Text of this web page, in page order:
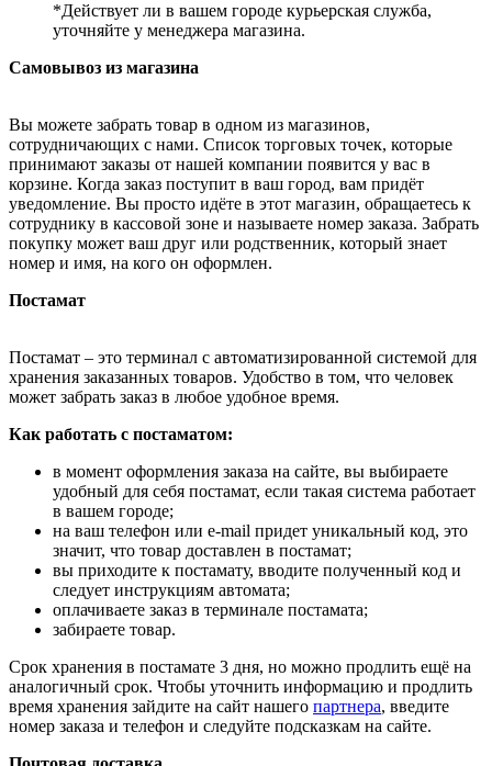
*Действует ли в вашем городе курьерская служба,
уточняйте у менеджера магазина.
Самовывоз из магазина
Вы можете забрать товар в одном из магазинов,
сотрудничающих с нами. Список торговых точек, которые
принимают заказы от нашей компании появится у вас в
корзине. Когда заказ поступит в ваш город, вам придёт
уведомление. Вы просто идёте в этот магазин, обращаетесь к
сотруднику в кассовой зоне и называете номер заказа. Забрать
покупку может ваш друг или родственник, который знает
номер и имя, на кого он оформлен.
Постамат
Постамат – это терминал с автоматизированной системой для
хранения заказанных товаров. Удобство в том, что человек
может забрать заказ в любое удобное время.
Как работать с постаматом:
в момент оформления заказа на сайте, вы выбираете
удобный для себя постамат, если такая система работает
в вашем городе;
на ваш телефон или e-mail придет уникальный код, это
значит, что товар доставлен в постамат;
вы приходите к постамату, вводите полученный код и
следует инструкциям автомата;
оплачиваете заказ в терминале постамата;
забираете товар.
Срок хранения в постамате 3 дня, но можно продлить ещё на
аналогичный срок. Чтобы уточнить информацию и продлить
время хранения зайдите на сайт нашего партнера, введите
номер заказа и телефон и следуйте подсказкам на сайте.